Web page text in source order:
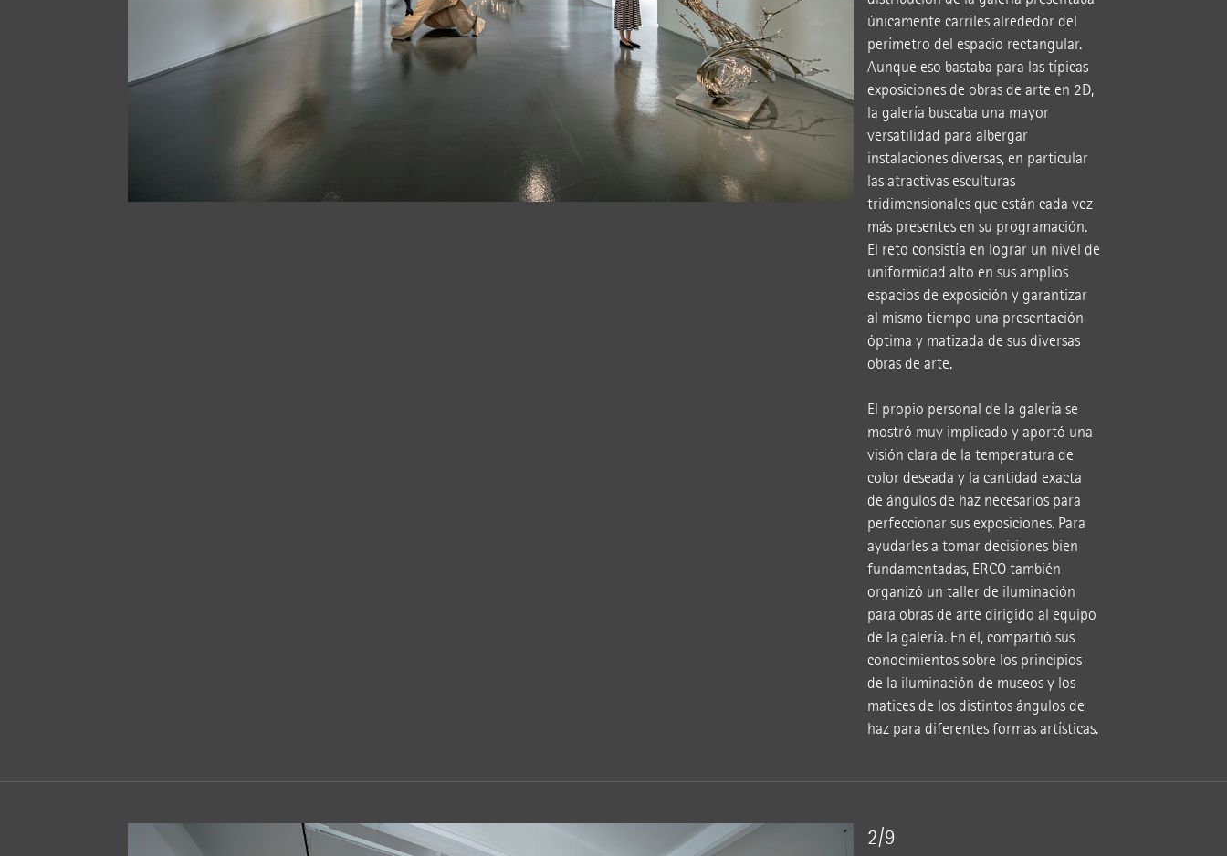
únicamente carriles alrededor del
perímetro del espacio rectangular.
Aunque eso bastaba para las típicas
exposiciones de obras de arte en 2D,
la galería buscaba una mayor
versatilidad para albergar
instalaciones diversas, en particular
las atractivas esculturas
tridimensionales que están cada vez
más presentes en su programación.
El reto consistía en lograr un nivel de
uniformidad alto en sus amplios
espacios de exposición y garantizar
al mismo tiempo una presentación
óptima y matizada de sus diversas
obras de arte.
El propio personal de la galería se
mostró muy implicado y aportó una
visión clara de la temperatura de
color deseada y la cantidad exacta
de ángulos de haz necesarios para
perfeccionar sus exposiciones. Para
ayudarles a tomar decisiones bien
fundamentadas, ERCO también
organizó un taller de iluminación
para obras de arte dirigido al equipo
de la galería. En él, compartió sus
conocimientos sobre los principios
de la iluminación de museos y los
matices de los distintos ángulos de
haz para diferentes formas artísticas.
2/9